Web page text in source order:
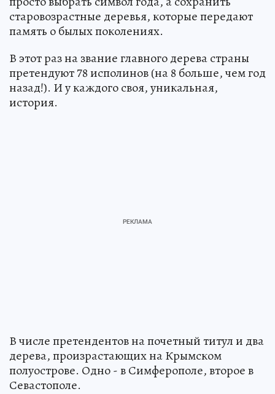
старовозрастные деревья, которые передают
память о былых поколениях.
В этот раз на звание главного дерева страны
претендуют 78 исполинов (на 8 больше, чем год
назад!). И у каждого своя, уникальная,
история.
В числе претендентов на почетный титул и два
дерева, произрастающих на Крымском
полуострове. Одно - в Симферополе, второе в
Севастополе.